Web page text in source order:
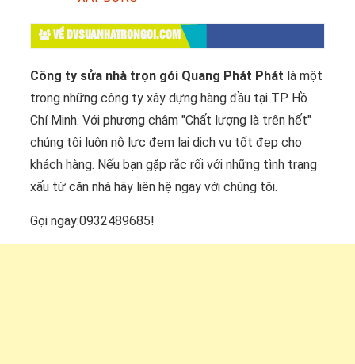
VỀ DVSUANHATRONGOI.COM
Công ty sửa nhà trọn gói Quang Phát Phát là một
trong những công ty xây dựng hàng đầu tại TP Hồ
Chí Minh. Với phương châm "Chất lượng là trên hết"
chúng tôi luôn nỗ lực đem lại dịch vụ tốt đẹp cho
khách hàng. Nếu bạn gặp rắc rối với những tình trạng
xấu từ căn nhà hãy liên hệ ngay với chúng tôi.
Gọi ngay:0932489685!